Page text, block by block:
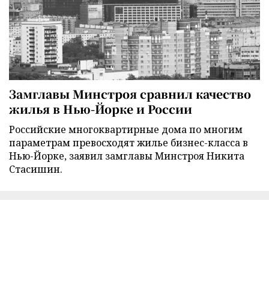
Замглавы Минстроя сравнил качество
жилья в Нью-Йорке и России
Российские многоквартирные дома по многим
параметрам превосходят жилье бизнес-класса в
Нью-Йорке, заявил замглавы Минстроя Никита
Стасишин.